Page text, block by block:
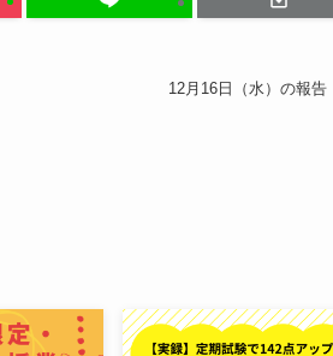
12月16日（水）の報告